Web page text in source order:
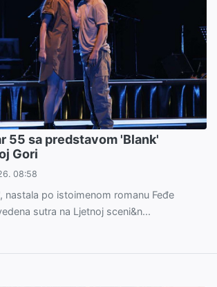
55 sa predstavom 'Blank'
Gori
08:58
nastala po istoimenom romanu Feđe
sutra na Ljetnoj sceni&n...